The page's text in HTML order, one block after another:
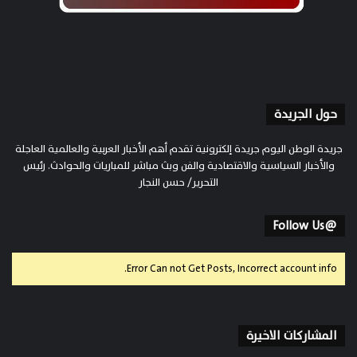
حول الجريدة
جريدة الوطن اليوم جريدة إلكترونية تقدم أهم الأخبار العربية والعالمية العاجلة
والأخبار السياسية والاقتصادية والفن وبث مباشر للمباريات والحوادث. رئيس
التحرير/ حسن النجار
@Follow Us
Error Can not Get Posts, Incorrect account info.
المشاركات الاخيرة